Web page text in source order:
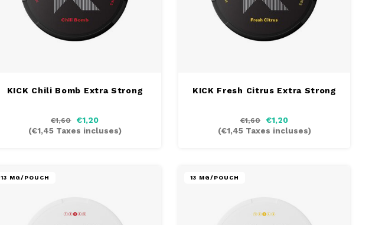
KICK Chili Bomb Extra Strong
€1,60
€1,20
(€1,45Taxes incluses)
KICK Fresh Citrus Extra Strong
€1,60
€1,20
(€1,45Taxes incluses)
13 MG/POUCH 13 MG/POUCH